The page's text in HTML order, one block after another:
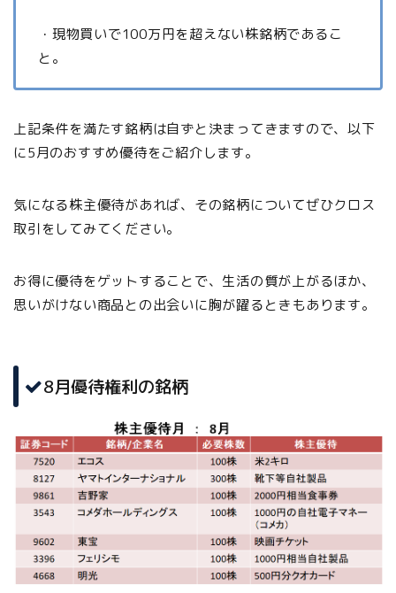
・現物買いで100万円を超えない株銘柄であるこ
と。
上記条件を満たす銘柄は自ずと決まってきますので、以下
に5月のおすすめ優待をご紹介します。
気になる株主優待があれば、その銘柄についてぜひクロス
取引をしてみてください。
お得に優待をゲットすることで、生活の質が上がるほか、
思いがけない商品との出会いに胸が躍るときもあります。
8月優待権利の銘柄